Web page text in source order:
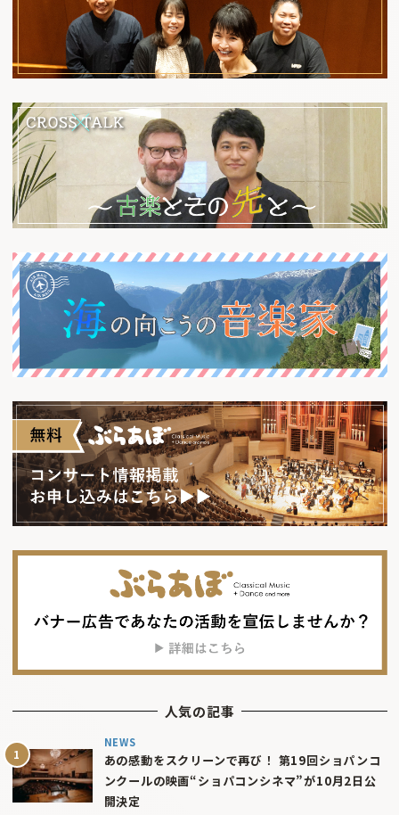
人気の記事
NEWS
あの感動をスクリーンで再び！ 第19回ショパンコ
ンクールの映画“ショパコンシネマ”が10月2日公
開決定